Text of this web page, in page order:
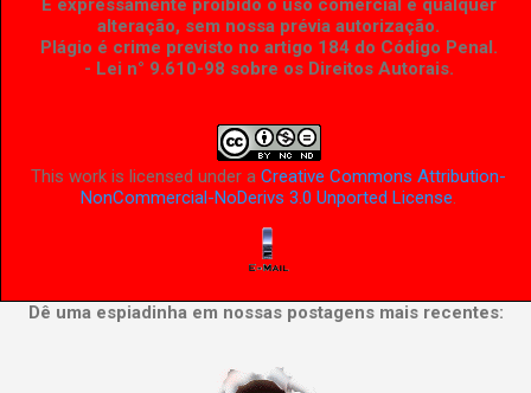
É expressamente proibido o uso comercial e qualquer
alteração, sem nossa prévia autorização.
Plágio é crime previsto no artigo 184 do Código Penal.
- Lei n° 9.610-98 sobre os Direitos Autorais.
This work is licensed under aCreative Commons Attribution-
NonCommercial-NoDerivs 3.0 Unported License.
Dê uma espiadinha em nossas postagens mais recentes: